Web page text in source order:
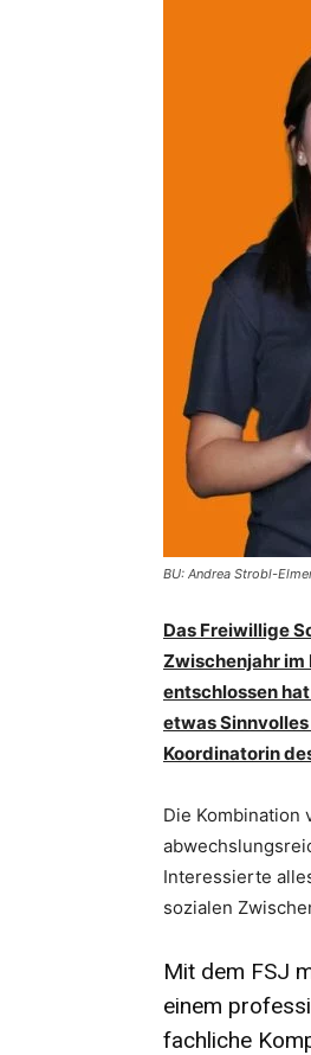
BU: Andrea Strobl-
Das Freiwillige
Zwischenjahr im
entschlossen
etwas
Koordinatorin
Die Kombination
Interessierte
sozialen
Mit dem FSJ
einem
fachliche